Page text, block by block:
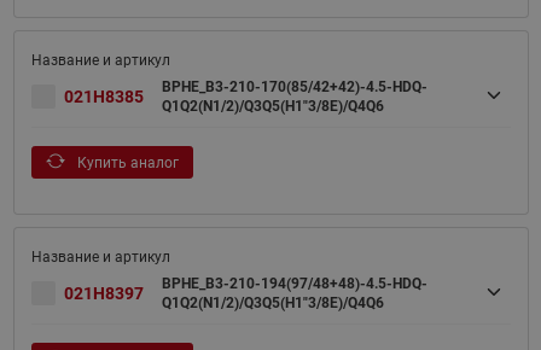
021H8385
BPHE_B3-210-170(85/42+42)-4.5-HDQ-
Q1Q2(N1/2)/Q3Q5(H1"3/8E)/Q4Q6
Купить аналог
021H8397
BPHE_B3-210-194(97/48+48)-4.5-HDQ-
Q1Q2(N1/2)/Q3Q5(H1"3/8E)/Q4Q6